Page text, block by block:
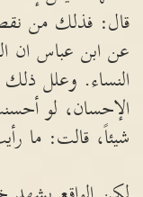
قال: فذلك من
عن ابن عباس ان
النساء. وعلل ذلك
الإحسان، لو
شيئاً، قالت: ما